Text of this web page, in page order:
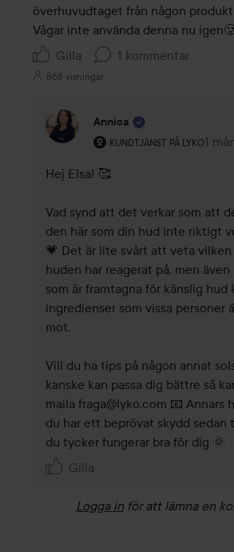
överhuvudtaget från någon produkt
Vågar inte använda denna nu
Gilla
1 kommentar
868 visningar
Annica
KUNDTJÄNST PÅ LYKO
Användarens roll: 1
Hej Elsa! 🥰
Vad synd att det verkar som att
den här som din hud inte riktigt
💗 Det är lite svårt att veta
huden har reagerat på, men
som är framtagna för känslig hud
ingredienser som vissa personer
mot.
Vill du ha tips på någon annat
kanske kan passa dig bättre så
maila fraga@lyko.com 📧 Annars
du har ett beprövat skydd sedan
du tycker fungerar bra för dig 🌞
Gilla
Logga in för att lämna en